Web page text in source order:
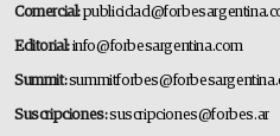
Comercial:
Editorial:info@forbesargentina.com
Summit:
Suscripciones:suscripciones@forbes.ar